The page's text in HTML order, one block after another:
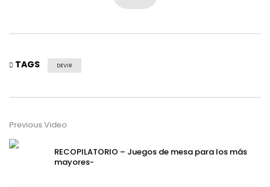
TAGS DEVIR
Previous Video
RECOPILATORIO – Juegos de mesa para los más
mayores-